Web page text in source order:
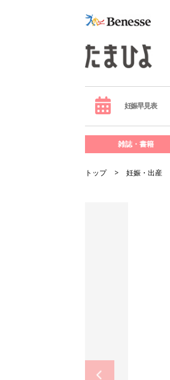
妊娠早見表
雑誌・書籍
トップ 妊娠・出産